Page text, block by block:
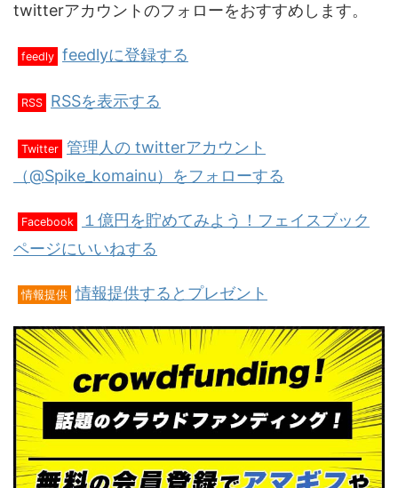
twitterアカウントのフォローをおすすめします。
feedly feedlyに登録する
RSS RSSを表示する
Twitter 管理人の twitterアカウント
（@Spike_komainu）をフォローする
Facebook
１億円を貯めてみよう！フェイスブック
ページにいいねする
情報提供 情報提供するとプレゼント